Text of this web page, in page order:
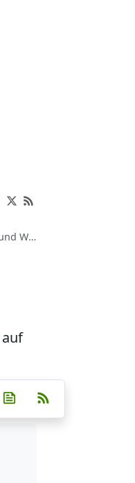
Whatsapp
Teilen auf Telegram
auf XNewsletter